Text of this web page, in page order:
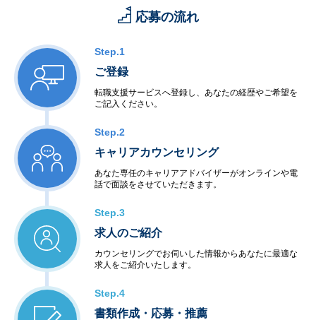
応募の流れ
Step.1
ご登録
転職支援サービスへ登録し、あなたの経歴やご希望を
ご記入ください。
Step.2
キャリアカウンセリング
あなた専任のキャリアアドバイザーがオンラインや電
話で面談をさせていただきます。
Step.3
求人のご紹介
カウンセリングでお伺いした情報からあなたに最適な
求人をご紹介いたします。
Step.4
書類作成・応募・推薦